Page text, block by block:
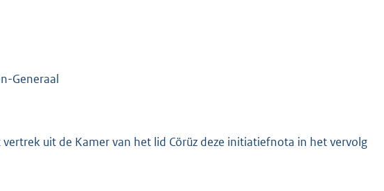
Generaal
uit de Kamer van het lid Cörüz deze initiatiefnota in het vervolg